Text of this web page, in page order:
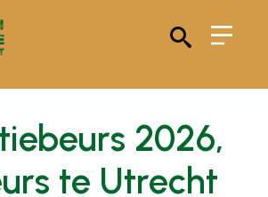
for:
2026,
te Utrecht